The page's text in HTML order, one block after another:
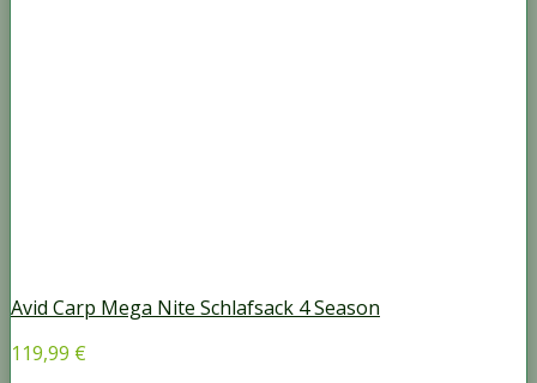
Avid Carp Mega Nite Schlafsack 4 Season
119,99 €